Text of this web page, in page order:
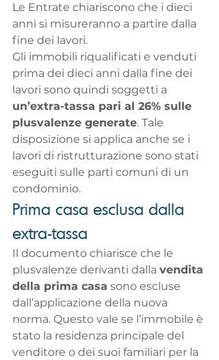
Le Entrate chiariscono che i dieci
anni si misureranno a partire dalla
fine dei lavori.
Gli immobili riqualificati e venduti
prima dei dieci anni dalla fine dei
lavori sono quindi soggetti a
un’extra-tassa pari al 26% sulle
plusvalenze generate. Tale
disposizione si applica anche se i
lavori di ristrutturazione sono stati
eseguiti sulle parti comuni di un
condominio.
Prima casa esclusa dalla
extra-tassa
Il documento chiarisce che le
plusvalenze derivanti dalla vendita
della prima casa sono escluse
dall’applicazione della nuova
norma. Questo vale se l’immobile è
stato la residenza principale del
venditore o dei suoi familiari per la